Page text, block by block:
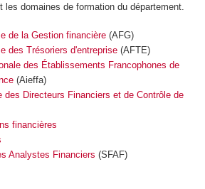
domaines de formation du département.
de la Gestion financière (AFG)
des Trésoriers d'entreprise (AFTE)
des Établissements Francophones de
(Aieffa)
des Directeurs Financiers et de Contrôle de
financières
Analystes Financiers (SFAF)